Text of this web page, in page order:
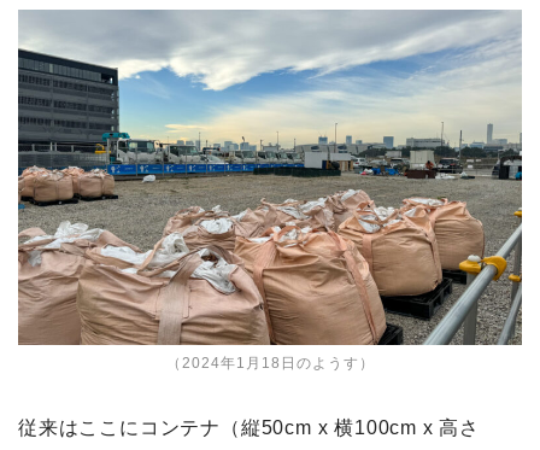
（2024年1月18日のようす）
従来はここにコンテナ（縦50cm x 横100cm x 高さ